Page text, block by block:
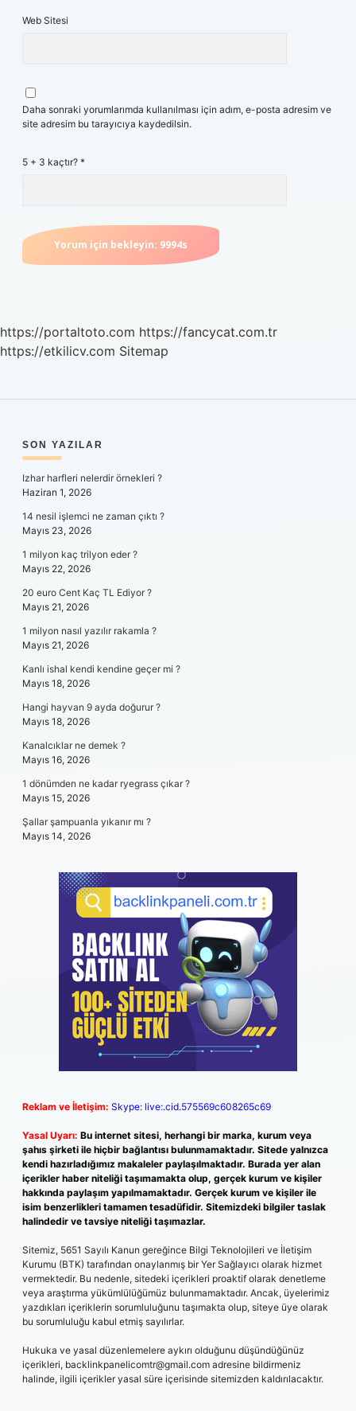
Web Sitesi
Daha sonraki yorumlarımda kullanılması için adım, e-posta adresim ve
site adresim bu tarayıcıya kaydedilsin.
5 + 3 kaçtır? *
https://portaltoto.com https://fancycat.com.tr
https://etkilicv.com Sitemap
SIDEBAR
SON YAZILAR
Izhar harfleri nelerdir örnekleri ?
Haziran 1, 2026
14 nesil işlemci ne zaman çıktı ?
Mayıs 23, 2026
1 milyon kaç trilyon eder ?
Mayıs 22, 2026
20 euro Cent Kaç TL Ediyor ?
Mayıs 21, 2026
1 milyon nasıl yazılır rakamla ?
Mayıs 21, 2026
Kanlı ishal kendi kendine geçer mi ?
Mayıs 18, 2026
Hangi hayvan 9 ayda doğurur ?
Mayıs 18, 2026
Kanalcıklar ne demek ?
Mayıs 16, 2026
1 dönümden ne kadar ryegrass çıkar ?
Mayıs 15, 2026
Şallar şampuanla yıkanır mı ?
Mayıs 14, 2026
Reklam ve İletişim: Skype: live:.cid.575569c608265c69
Yasal Uyarı: Bu internet sitesi, herhangi bir marka, kurum veya
şahıs şirketi ile hiçbir bağlantısı bulunmamaktadır. Sitede yalnızca
kendi hazırladığımız makaleler paylaşılmaktadır. Burada yer alan
içerikler haber niteliği taşımamakta olup, gerçek kurum ve kişiler
hakkında paylaşım yapılmamaktadır. Gerçek kurum ve kişiler ile
isim benzerlikleri tamamen tesadüfidir. Sitemizdeki bilgiler taslak
halindedir ve tavsiye niteliği taşımazlar.
Sitemiz, 5651 Sayılı Kanun gereğince Bilgi Teknolojileri ve İletişim
Kurumu (BTK) tarafından onaylanmış bir Yer Sağlayıcı olarak hizmet
vermektedir. Bu nedenle, sitedeki içerikleri proaktif olarak denetleme
veya araştırma yükümlülüğümüz bulunmamaktadır. Ancak, üyelerimiz
yazdıkları içeriklerin sorumluluğunu taşımakta olup, siteye üye olarak
bu sorumluluğu kabul etmiş sayılırlar.
Hukuka ve yasal düzenlemelere aykırı olduğunu düşündüğünüz
içerikleri, backlinkpanelicomtr@gmail.com adresine bildirmeniz
halinde, ilgili içerikler yasal süre içerisinde sitemizden kaldırılacaktır.